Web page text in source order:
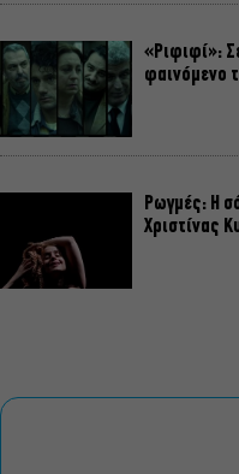
«Ριφιφί»:
φαινόμενο
Ρωγμές: Η
Χριστίνας